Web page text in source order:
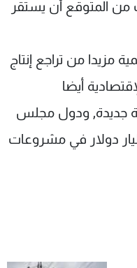
في وقت من المتوقع أن يستقر
مزيدا من تراجع إنتاج
أيضا
جديدة, ودول مجلس
الخليجي تستثمر 250 مليار دولار في مشروعات